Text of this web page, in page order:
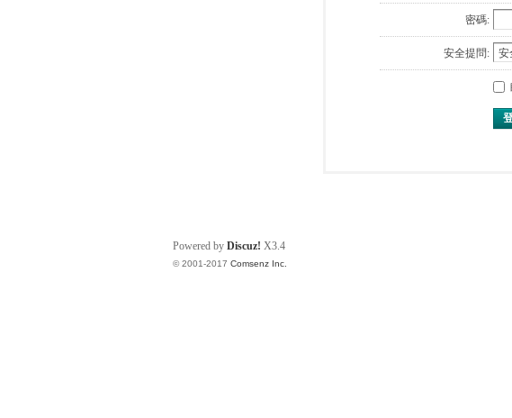
密碼:
安全提問:
Powered by Discuz! X3.4
© 2001-2017 Comsenz Inc.